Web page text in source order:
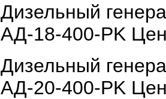
Дизельный
АД-18-400-РK
Дизельный
АД-20-400-РK